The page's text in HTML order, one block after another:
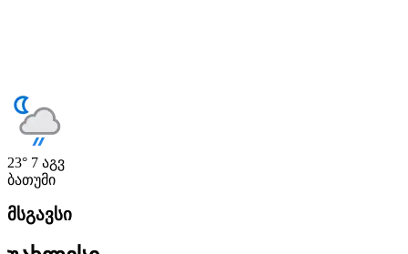
23° 7 აგვ
ბათუმი
მსგავსი